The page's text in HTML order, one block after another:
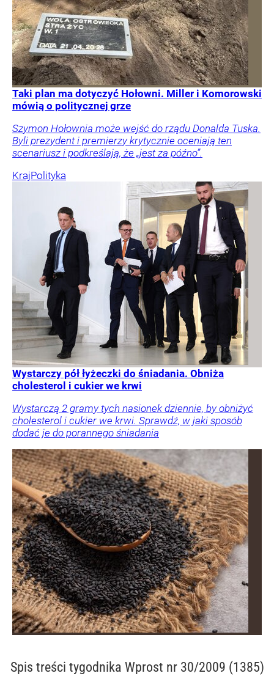
Taki plan ma dotyczyć Hołowni. Miller i Komorowski
mówią o politycznej grze
Szymon Hołownia może wejść do rządu Donalda Tuska.
Byli prezydent i premierzy krytycznie oceniają ten
scenariusz i podkreślają, że „jest za późno”.
KrajPolityka
Wystarczy pół łyżeczki do śniadania. Obniża
cholesterol i cukier we krwi
Wystarczą 2 gramy tych nasionek dziennie, by obniżyć
cholesterol i cukier we krwi. Sprawdź, w jaki sposób
dodać je do porannego śniadania
Spis treści tygodnika Wprost nr 30/2009 (1385)